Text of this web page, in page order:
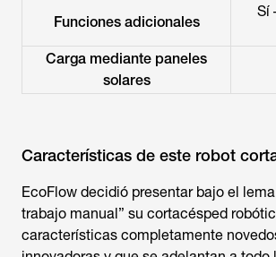
Funciones adicionales
Sí
Carga mediante paneles
solares
Características de este robot
EcoFlow decidió presentar bajo el
trabajo manual” su cortacésped
características completamente